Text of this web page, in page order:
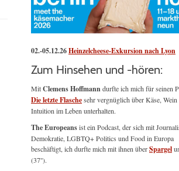
02.-05.12.26Heinzelcheese-Exkursion nach Lyon
Zum Hinsehen und -hören:
MitClemens Hoffmanndurfte ich mich für seinen
Die letzte Flaschesehr vergnüglich über Käse,
Intuition im Leben unterhalten.
The Europeansist ein Podcast, der sich mit
Demokratie, LGBTQ+ Politics und Food in Europa
beschäftigt, ich durfte mich mit ihnen überSpargel
(37'').